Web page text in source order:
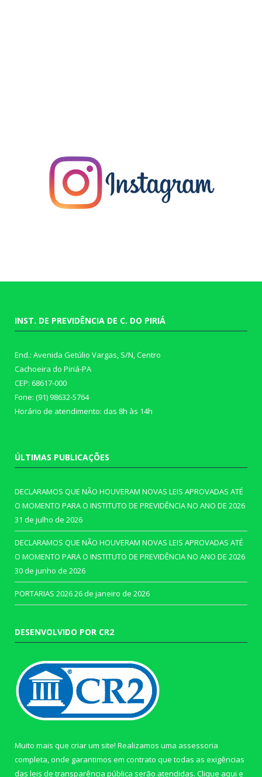
INST. DE PREVIDÊNCIA DE C. DO PIRIÁ
End.: Avenida Getúlio Vargas, S/N, Centro
Cachoeira do Piriá-PA
CEP: 68617-000
Fone: (91) 98632-5764
Horário de atendimento: das 8h às 14h
ÚLTIMAS PUBLICAÇÕES
DECLARAMOS QUE NÃO HOUVERAM NOVAS LEIS APROVADAS ATÉ
O MOMENTO PARA O INSTITUTO DE PREVIDÊNCIA NO ANO DE 2026
31 de julho de 2026
DECLARAMOS QUE NÃO HOUVERAM NOVAS LEIS APROVADAS ATÉ
O MOMENTO PARA O INSTITUTO DE PREVIDÊNCIA NO ANO DE 2026
30 de junho de 2026
PORTARIAS 202626 de janeiro de 2026
DESENVOLVIDO POR CR2
Muito mais que criar um site! Realizamos uma assessoria
completa, onde garantimos em contrato que todas as exigências
das leis de transparência pública serão atendidas. Clique aqui e